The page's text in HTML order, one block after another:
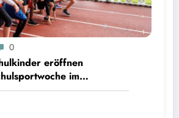
bayerische Schulsportwoche im Olympiapark | Bild:
für Unterricht und Kultus
0
eröffnen
im